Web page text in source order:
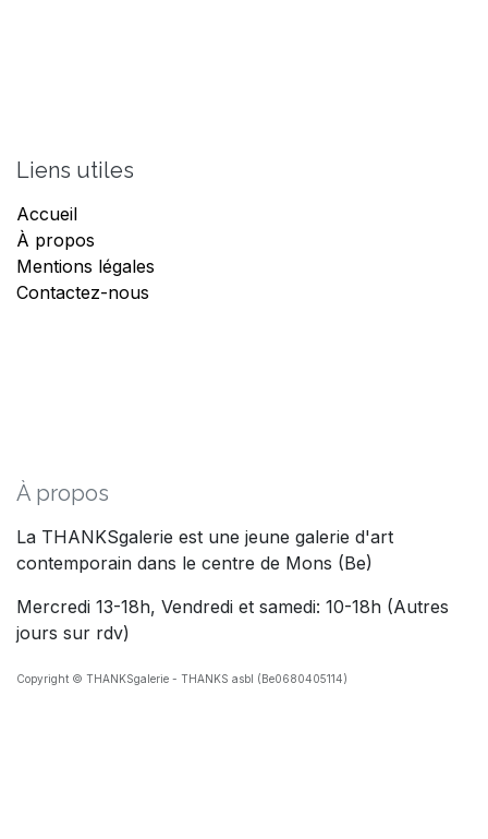
Liens utiles
Accueil
À propos
Mentions légales
Contactez-nous
À propos
La THANKSgalerie est une jeune galerie d'art
contemporain dans le centre de Mons (Be)
Mercredi 13-18h, Vendredi et samedi: 10-18h (Autres
jours sur rdv)
Copyright © THANKSgalerie - THANKS asbl (Be0680405114)